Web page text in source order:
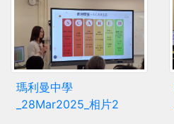
瑪利曼中學
_28Mar2025_相片2